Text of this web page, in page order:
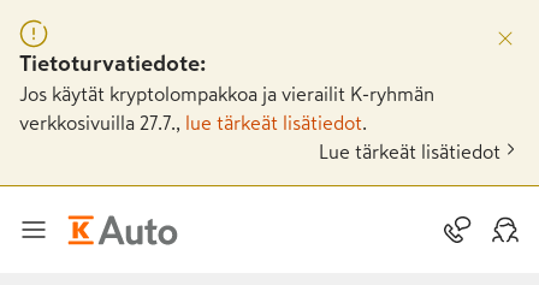
Tietoturvatiedote:
Jos käytät kryptolompakkoa ja vierailit K-ryhmän
verkkosivuilla 27.7.,
lue tärkeät lisätiedot
Lue tärkeät lisätiedot